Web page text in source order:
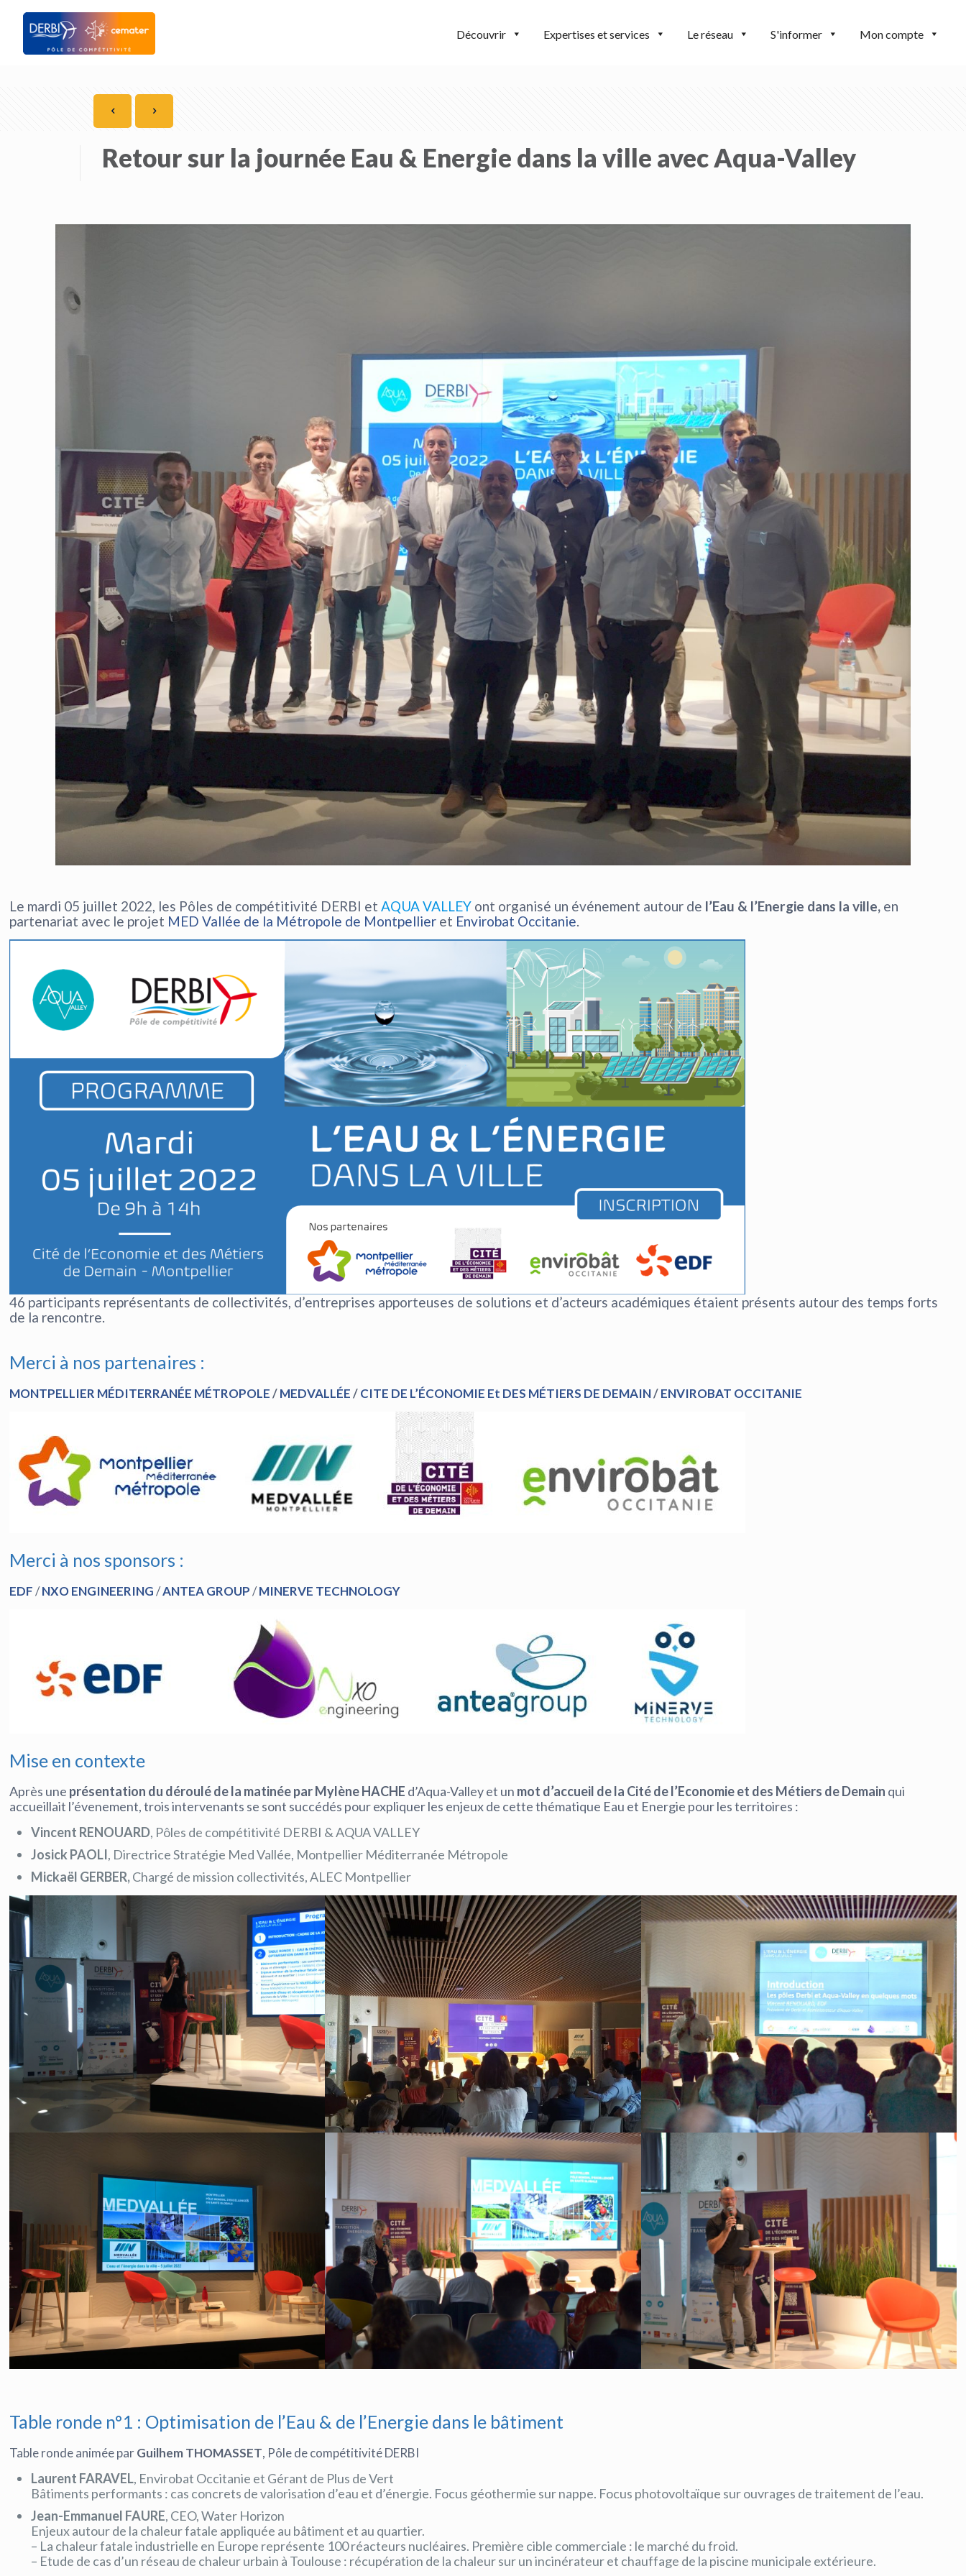
Découvrir Expertises et services Le réseau S'informer Mon compte
Retour sur la journée Eau & Energie dans la ville avec Aqua-Valley
Le mardi 05 juillet 2022, les Pôles de compétitivité DERBI etAQUA VALLEY ont organisé un événement autour de l’Eau & l’Energie dans la ville, en
partenariat avec le projet MED Vallée de la Métropole de Montpellier et Envirobat Occitanie.
46 participants représentants de collectivités, d’entreprises apporteuses de solutions et d’acteurs académiques étaient présents autour des temps forts
de la rencontre.
Merci à nos partenaires :
MONTPELLIER MÉDITERRANÉE MÉTROPOLE/MEDVALLÉE/CITE DE L’ÉCONOMIE Et DES MÉTIERS DE DEMAIN/ENVIROBAT OCCITANIE
Merci à nos sponsors :
EDF/NXO ENGINEERING/ANTEA GROUP/MINERVE TECHNOLOGY
Mise en contexte
Après une présentation du déroulé de la matinée par Mylène HACHE d’Aqua-Valley et un mot d’accueil de la Cité de l’Economie et des Métiers de Demain qui
accueillait l’évenement, trois intervenants se sont succédés pour expliquer les enjeux de cette thématique Eau et Energie pour les territoires :
Vincent RENOUARD, Pôles de compétitivité DERBI & AQUA VALLEY
Josick PAOLI, Directrice Stratégie Med Vallée, Montpellier Méditerranée Métropole
Mickaël GERBER,Chargé de mission collectivités, ALEC Montpellier
Table ronde n°1 : Optimisation de l’Eau & de l’Energie dans le bâtiment
Table ronde animée parGuilhem THOMASSET, Pôle de compétitivité DERBI
Laurent FARAVEL, Envirobat Occitanie et Gérant de Plus de Vert
Bâtiments performants : cas concrets de valorisation d’eau et d’énergie. Focus géothermie sur nappe. Focus photovoltaïque sur ouvrages de traitement de l’eau.
Jean-Emmanuel FAURE, CEO, Water Horizon
Enjeux autour de la chaleur fatale appliquée au bâtiment et au quartier.
– La chaleur fatale industrielle en Europe représente 100 réacteurs nucléaires. Première cible commerciale : le marché du froid.
– Etude de cas d’un réseau de chaleur urbain à Toulouse : récupération de la chaleur sur un incinérateur et chauffage de la piscine municipale extérieure.